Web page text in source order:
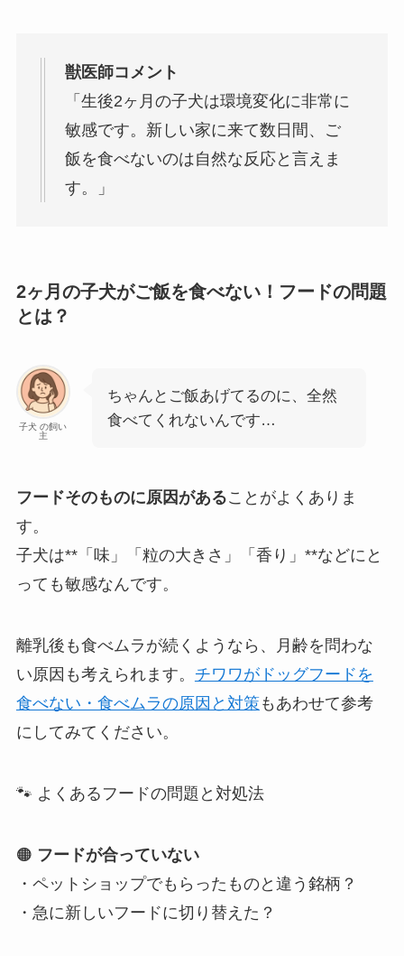
獣医師コメント
「生後2ヶ月の子犬は環境変化に非常に
敏感です。新しい家に来て数日間、ご
飯を食べないのは自然な反応と言えま
す。」
2ヶ月の子犬がご飯を食べない！フードの問題
とは？
子犬 の飼い
主
ちゃんとご飯あげてるのに、全然
食べてくれないんです…
フードそのものに原因があることがよくありま
す。
子犬は**「味」「粒の大きさ」「香り」**などにと
っても敏感なんです。
離乳後も食べムラが続くようなら、月齢を問わな
い原因も考えられます。 チワワがドッグフードを
食べない・食べムラの原因と対策もあわせて参考
にしてみてください。
🐾 よくあるフードの問題と対処法
🟠 フードが合っていない
・ペットショップでもらったものと違う銘柄？
・急に新しいフードに切り替えた？